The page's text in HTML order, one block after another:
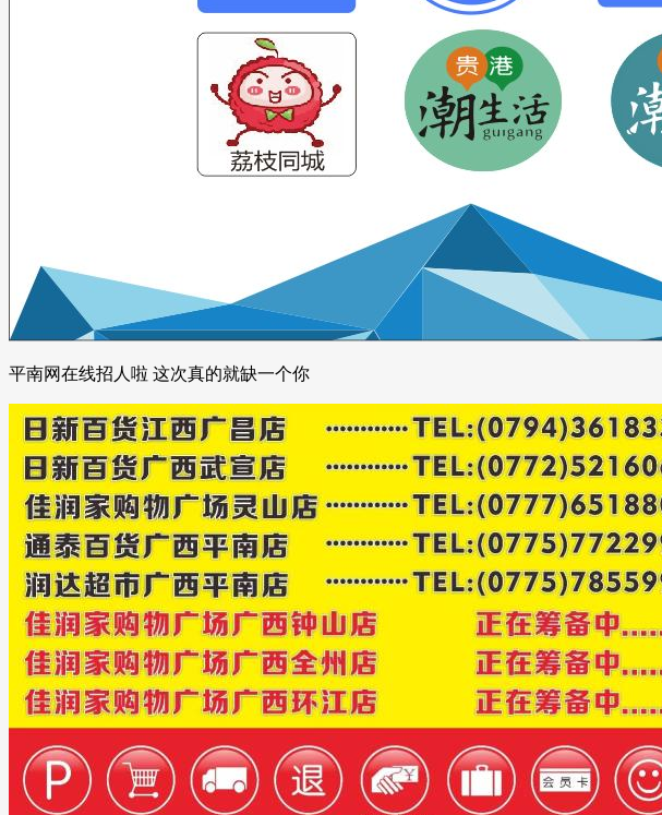
平南网在线招人啦 这次真的就缺一个你